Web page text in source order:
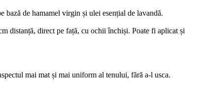
de hamamel virgin și ulei esențial de lavandă.
distanță, direct pe față, cu ochii închiși. Poate fi aplicat și
mai mat și mai uniform al tenului, fără a-l usca.